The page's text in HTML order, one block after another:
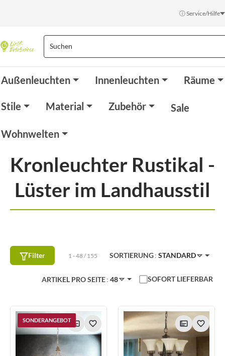
ⓘ Service/Hilfe
Außenleuchten Innenleuchten Räume
Stile Material Zubehör Sale
Wohnwelten
Kronleuchter Rustikal -
Lüster im Landhausstil
Filter 1 - 48 / 155 SORTIERUNG STANDARD
ARTIKEL PRO SEITE 48 SOFORT LIEFERBAR
SONDERANGEBOT